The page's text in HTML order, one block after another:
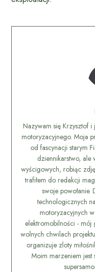
Nazywam się Krzysztof
motoryzacyjnego. Moja
od fascynacji starym
dziennikarstwo, ale
wyścigowych, robiąc
trafiłem do redakcji
swoje
technologicznych
motoryzacyjnych
elektromobilności - mój
wolnych chwilach
organizuje zloty
Moim marzeniem